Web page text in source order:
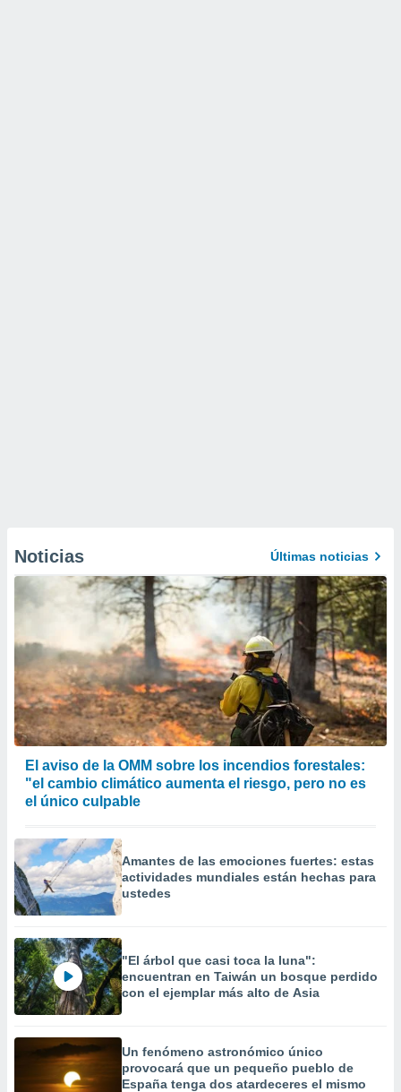
Noticias Últimas noticias
El aviso de la OMM sobre los incendios forestales:
"el cambio climático aumenta el riesgo, pero no es
el único culpable
Amantes de las emociones fuertes: estas
actividades mundiales están hechas para
ustedes
"El árbol que casi toca la luna":
encuentran en Taiwán un bosque perdido
con el ejemplar más alto de Asia
Un fenómeno astronómico único
provocará que un pequeño pueblo de
España tenga dos atardeceres el mismo